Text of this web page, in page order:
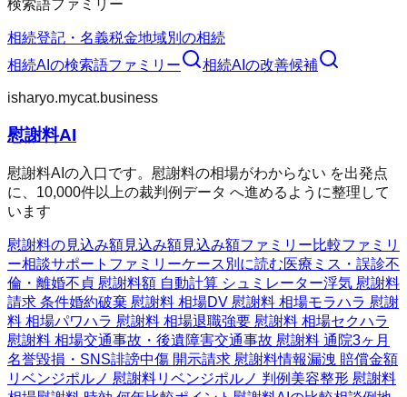
検索語ファミリー
相続登記・名義税金地域別の相続
相続AI の検索語ファミリー 相続AI の改善候補
isharyo.mycat.business
慰謝料AI
慰謝料AIの入口です。慰謝料の相場がわからない を出発点
に、10,000件以上の裁判例データ へ進めるように整理して
います
慰謝料の見込み額見込み額見込み額ファミリー比較ファミリ
ー相談サポートファミリーケース別に読む医療ミス・誤診不
倫・離婚不貞 慰謝料額 自動計算 シュミレーター浮気 慰謝料
請求 条件婚約破棄 慰謝料 相場DV 慰謝料 相場モラハラ 慰謝
料 相場パワハラ 慰謝料 相場退職強要 慰謝料 相場セクハラ
慰謝料 相場交通事故・後遺障害交通事故 慰謝料 通院3ヶ月
名誉毀損・SNS誹謗中傷 開示請求 慰謝料情報漏洩 賠償金額
リベンジポルノ 慰謝料リベンジポルノ 判例 美容整形 慰謝料